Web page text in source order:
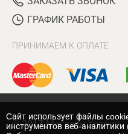
ГРАФИК РАБОТЫ
ПРИНИМАЕМ К ОПЛАТЕ
© 2017 Магазин Хозяин
Cайт использует файлы
инструментов веб-